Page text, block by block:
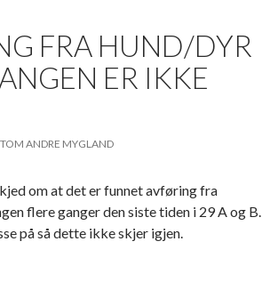
FRA HUND/DYR
ER IKKE
TOM ANDRE MYGLAND
om at det er funnet avføring fra
flere ganger den siste tiden i 29 A og B.
på så dette ikke skjer igjen.